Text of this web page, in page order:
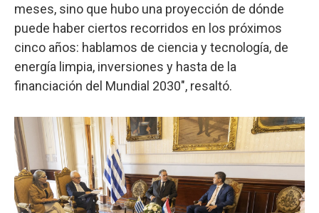
meses, sino que hubo una proyección de dónde
puede haber ciertos recorridos en los próximos
cinco años: hablamos de ciencia y tecnología, de
energía limpia, inversiones y hasta de la
financiación del Mundial 2030", resaltó.